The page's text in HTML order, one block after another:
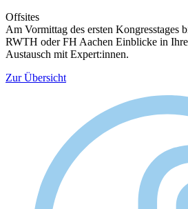
Offsites
Am Vormittag des ersten Kongresstages
RWTH oder FH Aachen Einblicke in Ihre
Austausch mit Expert:innen.
Zur Übersicht